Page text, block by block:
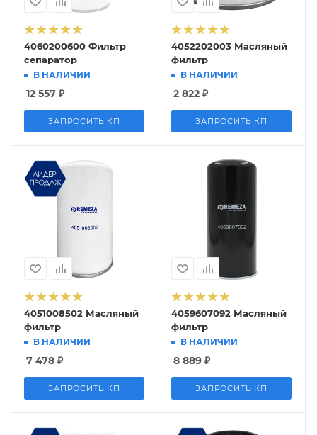
4060200600 Фильтр
сепаратор
В НАЛИЧИИ
12 557 ₽
ЗАПРОСИТЬ КП
4052202003 Масляный
фильтр
В НАЛИЧИИ
2 822 ₽
ЗАПРОСИТЬ КП
4051008502 Масляный
фильтр
В НАЛИЧИИ
7 478 ₽
ЗАПРОСИТЬ КП
4059607092 Масляный
фильтр
В НАЛИЧИИ
8 889 ₽
ЗАПРОСИТЬ КП